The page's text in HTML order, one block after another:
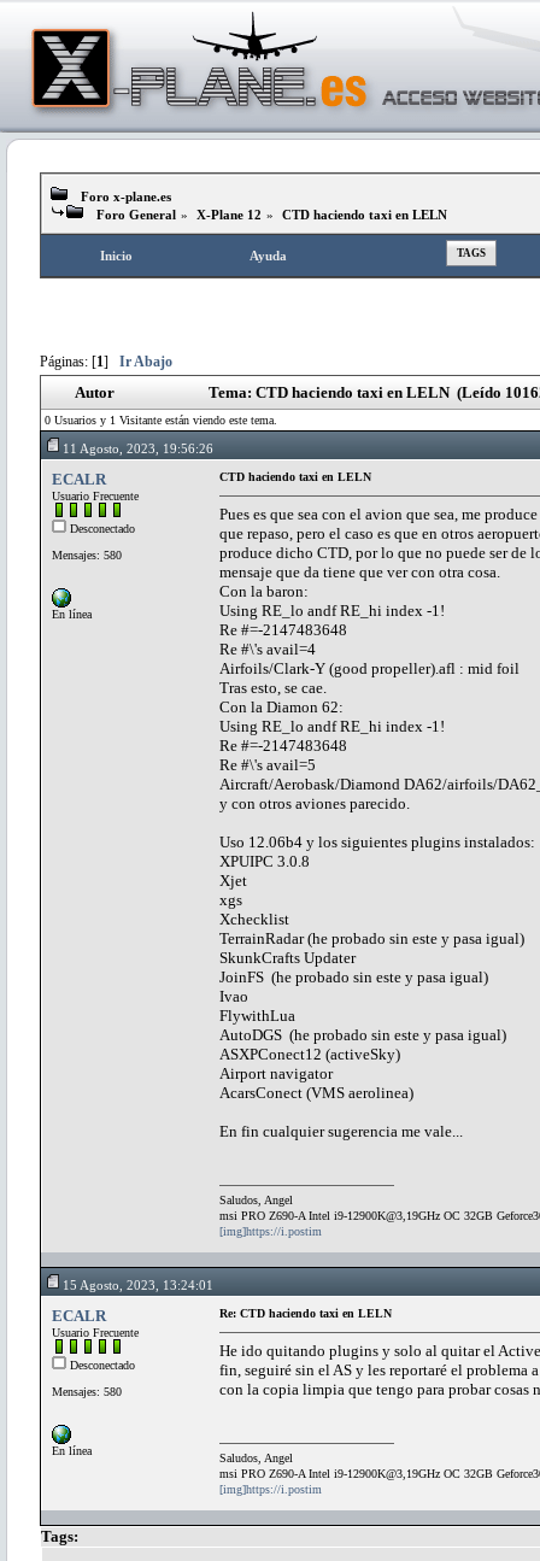
Foro x-plane.es
Foro General » X-Plane 12 » CTD haciendo taxi en LELN
Inicio Ayuda TAGS
Páginas: [1] Ir Abajo
Autor Tema: CTD haciendo taxi en LELN (Leído
0 Usuarios y 1 Visitante están viendo este tema.
11 Agosto, 2023, 19:56:26
ECALR
Usuario Frecuente
Desconectado
Mensajes: 580
En línea
CTD haciendo taxi en LELN
Pues es que sea con el avion que sea, me
que repaso, pero el caso es que en otros
produce dicho CTD, por lo que no puede ser
mensaje que da tiene que ver con otra cosa.
Con la baron:
Using RE_lo andf RE_hi index -1!
Re #=-2147483648
Re #\'s avail=4
Airfoils/Clark-Y (good propeller).afl : mid foil
Tras esto, se cae.
Con la Diamon 62:
Using RE_lo andf RE_hi index -1!
Re #=-2147483648
Re #\'s avail=5
Aircraft/Aerobask/Diamond DA62/airfoils/
y con otros aviones parecido.
Uso 12.06b4 y los siguientes plugins instalados:
XPUIPC 3.0.8
Xjet
xgs
Xchecklist
TerrainRadar (he probado sin este y pasa igual)
SkunkCrafts Updater
JoinFS (he probado sin este y pasa igual)
Ivao
FlywithLua
AutoDGS (he probado sin este y pasa igual)
ASXPConect12 (activeSky)
Airport navigator
AcarsConect (VMS aerolinea)
En fin cualquier sugerencia me vale...
Saludos, Angel
msi PRO Z690-A Intel i9-12900K@3,19GHz OC 32GB
[img]https://i.postim
15 Agosto, 2023, 13:24:01
ECALR
Usuario Frecuente
Desconectado
Mensajes: 580
En línea
Re: CTD haciendo taxi en LELN
He ido quitando plugins y solo al quitar el
fin, seguiré sin el AS y les reportaré el problema
con la copia limpia que tengo para probar cosas
Saludos, Angel
msi PRO Z690-A Intel i9-12900K@3,19GHz OC 32GB
[img]https://i.postim
Tags: